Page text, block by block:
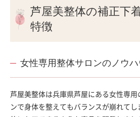
芦屋美整体の補正下
特徴
女性専用整体サロンのノウ
芦屋美整体は兵庫県芦屋にある女性専
ンで身体を整えてもバランスが崩れて